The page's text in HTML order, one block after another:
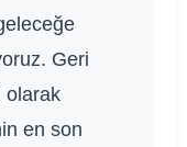
Geri
olarak
en son